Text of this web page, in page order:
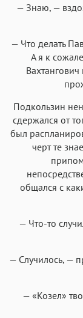
— Знаю, —
— Что делать
А я к
Подкользин
сдержался от
был
черт те
общался с
— Что-то
— Случилось, —
— «Козел»